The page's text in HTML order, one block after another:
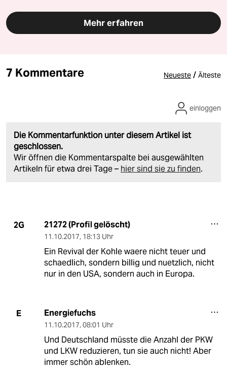
Mehr erfahren
7 Kommentare Neueste / Älteste
Die Kommentarfunktion unter diesem Artikel ist
geschlossen.
Wir öffnen die Kommentarspalte bei ausgewählten
Artikeln für etwa drei Tage – hier sind sie zu finden.
einloggen
2G 21272 (Profil gelöscht)
11.10.2017, 18:13 Uhr
Ein Revival der Kohle waere nicht teuer und
schaedlich, sondern billig und nuetzlich, nicht
nur in den USA, sondern auch in Europa.
E Energiefuchs
11.10.2017, 08:01 Uhr
Und Deutschland müsste die Anzahl der PKW
und LKW reduzieren, tun sie auch nicht! Aber
immer schön ablenken.